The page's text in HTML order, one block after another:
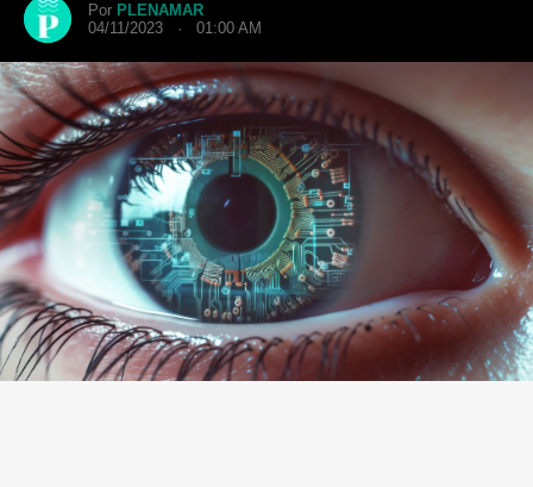
Por PLENAMAR
04/11/2023 · 01:00 AM